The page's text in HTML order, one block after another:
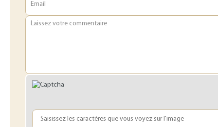
Email
Laissez votre commentaire